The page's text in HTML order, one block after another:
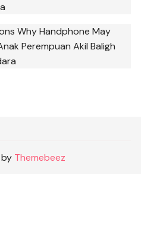
Why Handphone May
Perempuan Akil Baligh
Themebeez